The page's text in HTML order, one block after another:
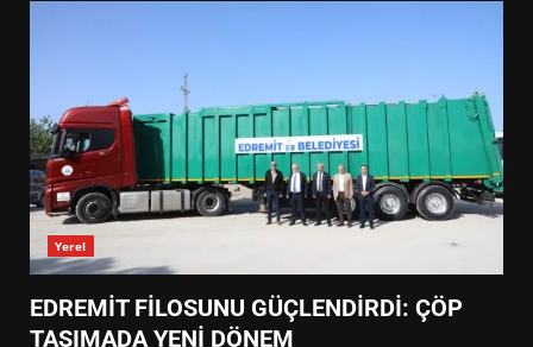
Yerel
EDREMİT FİLOSUNU GÜÇLENDİRDİ: ÇÖP
TAŞIMADA YENİ DÖNEM